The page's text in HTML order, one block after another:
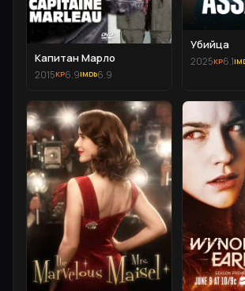
Капитан Марло
2015 6.9 6.9
Убийца
2025 6.1